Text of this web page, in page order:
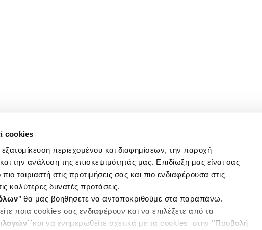
cookies
περιεχομένου και διαφημίσεων, την παροχή
την ανάλυση της επισκεψιμότητάς μας. Επιδίωξη μας είναι σας
ταιριαστή στις προτιμήσεις σας και πιο ενδιαφέρουσα στις
καλύτερες δυνατές προτάσεις.
’’ θα μας βοηθήσετε να ανταποκριθούμε στα παραπάνω.
ποια cookies σας ενδιαφέρουν και να επιλέξετε από τα
΄΄και να ενημερωθείτε σχετικά με τα cookies στην ‘’Προβολή